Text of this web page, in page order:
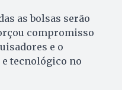
as bolsas serão
compromisso
e o
tecnológico no